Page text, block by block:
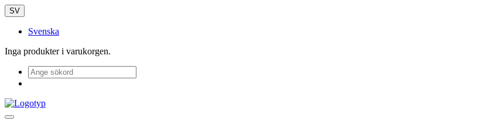
SV
Svenska
Inga produkter i varukorgen.